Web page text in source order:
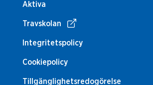
Aktiva
Travskolan
Integritetspolicy
Cookiepolicy
Tillgänglighetsredogörelse